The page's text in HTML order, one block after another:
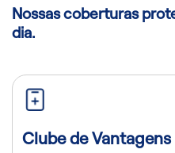
Nossas coberturas
dia.
Clube de Vantagens